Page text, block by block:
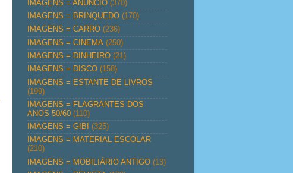
IMAGENS = ANÚNCIO (370)
IMAGENS = BRINQUEDO (170)
IMAGENS = CARRO (236)
IMAGENS = CINEMA (250)
IMAGENS = DINHEIRO (21)
IMAGENS = DISCO (158)
IMAGENS = ESTANTE DE LIVROS
(199)
IMAGENS = FLAGRANTES DOS
ANOS 50/60 (110)
IMAGENS = GIBI
(325)
IMAGENS = MATERIAL ESCOLAR
(210)
IMAGENS = MOBILIÁRIO ANTIGO (13)